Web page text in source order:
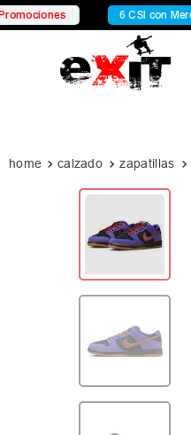
6 CSI con Mercado Pago
calzado zapatillas